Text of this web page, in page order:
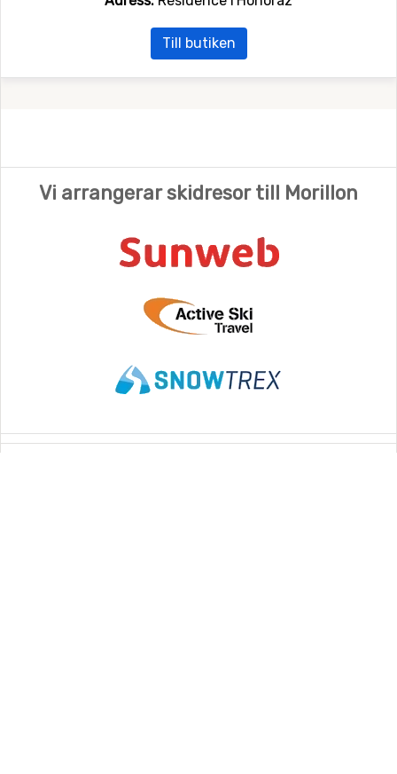
Till butiken
Vi arrangerar skidresor till Morillon